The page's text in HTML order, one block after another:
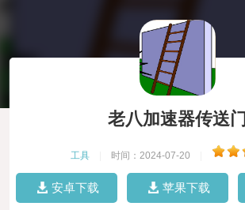
老八加速器传送门
工具 时间：2024-07-20
安卓下载 苹果下载